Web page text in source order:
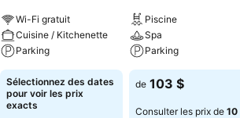
Wi-Fi gratuit
Cuisine / Kitchenette
Parking
Sélectionnez des dates
pour voir les prix
exacts
Piscine
Spa
Parking
de 103 $
Consulter les prix de 10